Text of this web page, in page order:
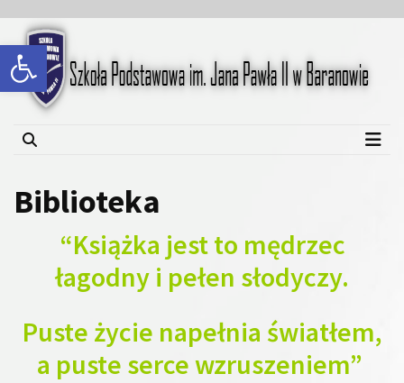
Open toolbar
content
content
Szkoła Podstawowa im.
Jana Pawła II w Baranowie
Biblioteka
“Książka jest to mędrzec
łagodny i pełen słodyczy.
Puste życie napełnia światłem,
a puste serce wzruszeniem”